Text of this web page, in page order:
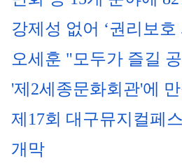
강제성 없어 ‘권리보호
오세훈 "모두가 즐길
'제2세종문화회관'에
제17회 대구뮤지컬페
개막